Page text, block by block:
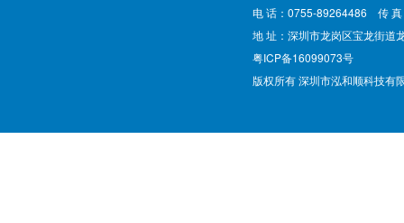
电 话：0755-89264486 传
地 址：深圳市龙岗区宝龙街道
粤ICP备16099073号
版权所有 深圳市泓和顺科技有